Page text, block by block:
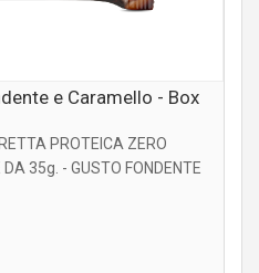
e Caramello - Box
PROTEICA ZERO
35g. - GUSTO FONDENTE